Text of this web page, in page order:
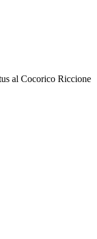
al Cocorico Riccione